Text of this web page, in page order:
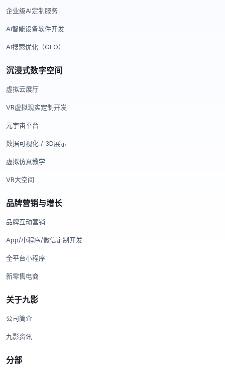
企业级AI定制服务
AI智能设备软件开发
AI搜索优化（GEO）
沉浸式数字空间
虚拟云展厅
VR虚拟现实定制开发
元宇宙平台
数据可视化 / 3D展示
虚拟仿真教学
VR大空间
品牌营销与增长
品牌互动营销
App/小程序/微信定制开发
全平台小程序
新零售电商
关于九影
公司简介
九影资讯
分部